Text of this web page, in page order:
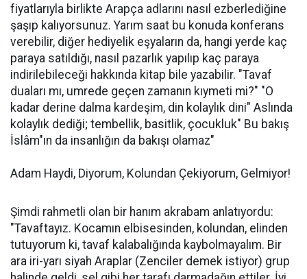
fiyatlarıyla birlikte Arapça adlarını nasıl ezberlediğine
şaşıp kalıyorsunuz. Yarım saat bu konuda konferans
verebilir, diğer hediyelik eşyaların da, hangi yerde kaç
paraya satıldığı, nasıl pazarlık yapılıp kaç paraya
indirilebileceği hakkında kitap bile yazabilir. "Tavaf
duaları mı, umrede geçen zamanın kıymeti mi?" "O
kadar derine dalma kardeşim, din kolaylık dini" Aslında
kolaylık dediği; tembellik, basitlik, çocukluk" Bu bakış
İslâm"ın da insanlığın da bakışı olamaz"
Adam Haydi, Diyorum, Kolundan Çekiyorum, Gelmiyor!
Şimdi rahmetli olan bir hanım akrabam anlatıyordu:
"Tavaftayız. Kocamın elbisesinden, kolundan, elinden
tutuyorum ki, tavaf kalabalığında kaybolmayalım. Bir
ara iri-yarı siyah Araplar (Zenciler demek istiyor) grup